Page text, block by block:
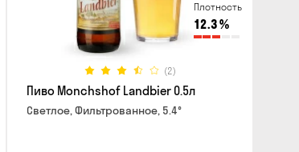
Плотность
12.3%
(2)
Пиво Monchshof Landbier 0.5л
Светлое, Фильтрованное, 5.4°